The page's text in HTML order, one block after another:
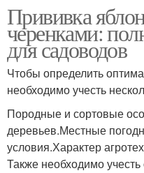
Прививка
черенками:
для садоводов
Чтобы определить
необходимо учесть
Породные и сортовые
деревьев.Местные
условия.Характер
Также необходимо